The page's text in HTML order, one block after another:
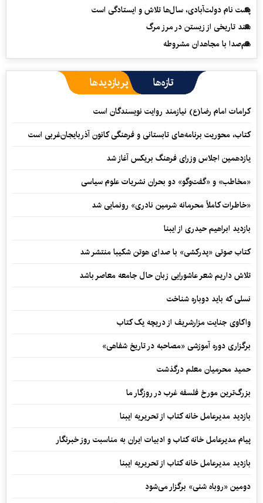
پشت نام دولت‌آبادی، سال‌ها تلاش و ایستادگی است
سند تاریخی از زیستن در مرز مرگ
هم‌صدا با مجاهدان مشروطه
تازه‌ها پربازدیدها
کرامات امام رضا(ع) نیازمند روایت نویسندگان است
کتاب، محوریت برنامه‌های تابستانی و فرهنگی کانون آذربایجان‌غربی است
یازدهمین اجلاس وزرای فرهنگ بریکس آغاز شد
«مخاطب» و «گفت‌وگو» دو بحران نشریات علوم سیاسی
«خاطرات کاملاً محرمانه شرمین نادری» رونمایی شد
بازدید ابراهیم حیدری از ایبنا
کتاب صوتی «پدرکشی» با صدای هوتن شکیبا منتشر شد
تلاش داریم شعر عاشورایی زبان حال جامعه معاصر باشد
نسلی که باید دوباره شناخت
واکاوی جنایت مزارشریف از دریچه یک کتاب
برگزاری دوره آموزشی «مصاحبه در تاریخ شفاهی»
حمید محرمیان معلم درگذشت
بزرگ‌ترین مورخ فلسفه غرب در روزگار ما
بازدید مدیرعامل خانه کتاب از تحریریه ایبنا
پیام مدیرعامل خانه کتاب و ادبیات ایران به مناسبت روز خبرنگار
بازدید مدیرعامل خانه کتاب از تحریریه ایبنا
دومین «روباه شنی» برگزار می‌شود